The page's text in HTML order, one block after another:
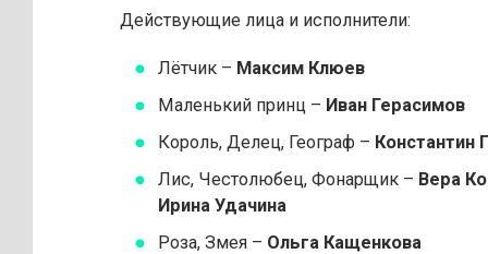
Действующие лица и исполнители:
Лётчик – Максим Клюев
Маленький принц – Иван Герасимов
Король, Делец, Географ – Константин
Лис, Честолюбец, Фонарщик – Вера
Ирина Удачина
Роза, Змея – Ольга Кащенкова